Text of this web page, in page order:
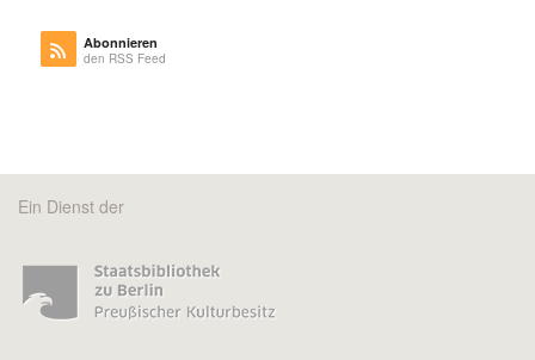
Abonnieren
den RSS Feed
Ein Dienst der